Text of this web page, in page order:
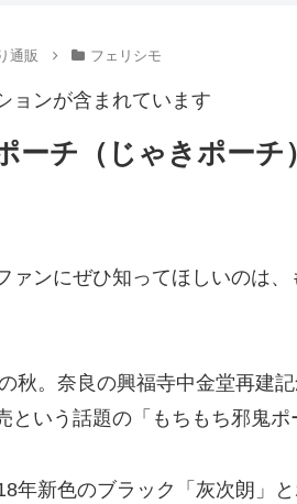
通販 フェリシモ
ョンが含まれています
ーチ（じゃきポー
ァンにぜひ知ってほしいのは、
秋。奈良の興福寺中金堂再建
という話題の「もちもち邪鬼ポ
年新色のブラック「灰次朗」